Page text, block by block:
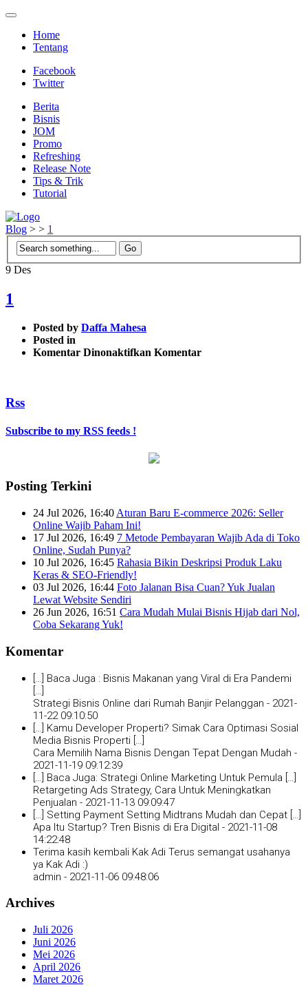
Home
Tentang
Facebook
Twitter
Berita
Bisnis
JOM
Promo
Refreshing
Release Note
Tips & Trik
Tutorial
Blog > > 1
9 Des
1
Posted by Daffa Mahesa
Posted in
Komentar Dinonaktifkan pada
Komentar
Rss
Subscribe to my RSS feeds !
Posting Terkini
24 Jul 2026, 16:40 Aturan Baru E-commerce 2026: Seller
Online Wajib Paham Ini!
17 Jul 2026, 16:49 7 Metode Pembayaran Wajib Ada di Toko
Online, Sudah Punya?
10 Jul 2026, 16:45 Rahasia Bikin Deskripsi Produk Laku
Keras & SEO-Friendly!
03 Jul 2026, 16:44 Foto Jalanan Bisa Cuan? Yuk Jualan
Lewat Website Sendiri
26 Jun 2026, 16:51 Cara Mudah Mulai Bisnis Hijab dari Nol,
Coba Sekarang Yuk!
Komentar
[…] Baca Juga : Bisnis Makanan yang Viral di Era Pandemi
Strategi Bisnis Online dari Rumah Banjir Pelanggan - 2021-
11-22 09:10:50
[…] Kamu Developer Properti? Simak Cara Optimasi Sosial
Media Bisnis Properti […]
Cara Memilih Nama Bisnis Dengan Tepat Dengan Mudah -
2021-11-19 09:12:39
[…] Baca Juga: Strategi Online Marketing Untuk Pemula […]
Retargeting Ads Strategy, Cara Untuk Meningkatkan
Penjualan - 2021-11-13 09:09:47
[…] Setting Payment Setting Midtrans Mudah dan Cepat […]
Apa Itu Startup? Tren Bisnis di Era Digital - 2021-11-08
14:22:48
Terima kasih kembali Kak Adi Terus semangat usahanya
ya Kak Adi :)
admin - 2021-11-06 09:48:06
Archives
Juli 2026
Juni 2026
Mei 2026
April 2026
Maret 2026